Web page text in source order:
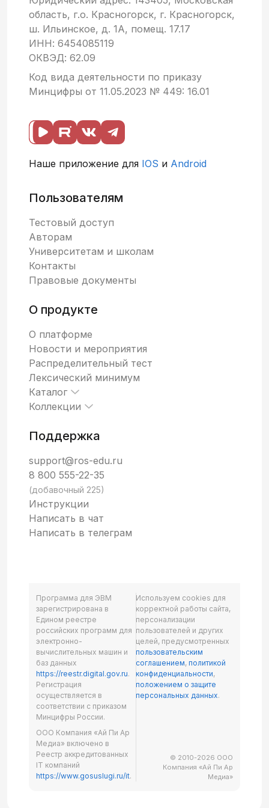
отличается от
острова
"Завтра" и
где они
находятся.
область, г.о. Красногорск, г. Красногорск,
ш. Ильинское, д. 1А, помещ. 17.17
ИНН: 6454085119
ОКВЭД: 62.09
Код вида деятельности по приказу
Минцифры от 11.05.2023 № 449: 16.01
Наше приложение для IOS и Android
Пользователям
Тестовый доступ
Авторам
Университетам и школам
Контакты
Правовые документы
О продукте
О платформе
Новости и мероприятия
Распределительный тест
Лексический минимум
Каталог
Коллекции
Поддержка
support@ros-edu.ru
8 800 555-22-35
(добавочный 225)
Инструкции
Написать в чат
Написать в телеграм
Программа для ЭВМ
зарегистрирована в
Едином реестре
российских программ для
электронно-
вычислительных машин и
баз данных
https://reestr.digital.gov.ru.
Регистрация
осуществляется в
соответствии с приказом
Минцифры России.
ООО Компания «Ай Пи Ар
Медиа» включено в
Реестр аккредитованных
IT компаний
https://www.gosuslugi.ru/it.
Используем cookies для
корректной работы сайта,
персонализации
пользователей и других
целей, предусмотренных
пользовательским
соглашением,политикой
конфиденциальности,
положением о защите
персональных данных.
© 2010-2026 ООО
Компания «Ай Пи Ар
Медиа»